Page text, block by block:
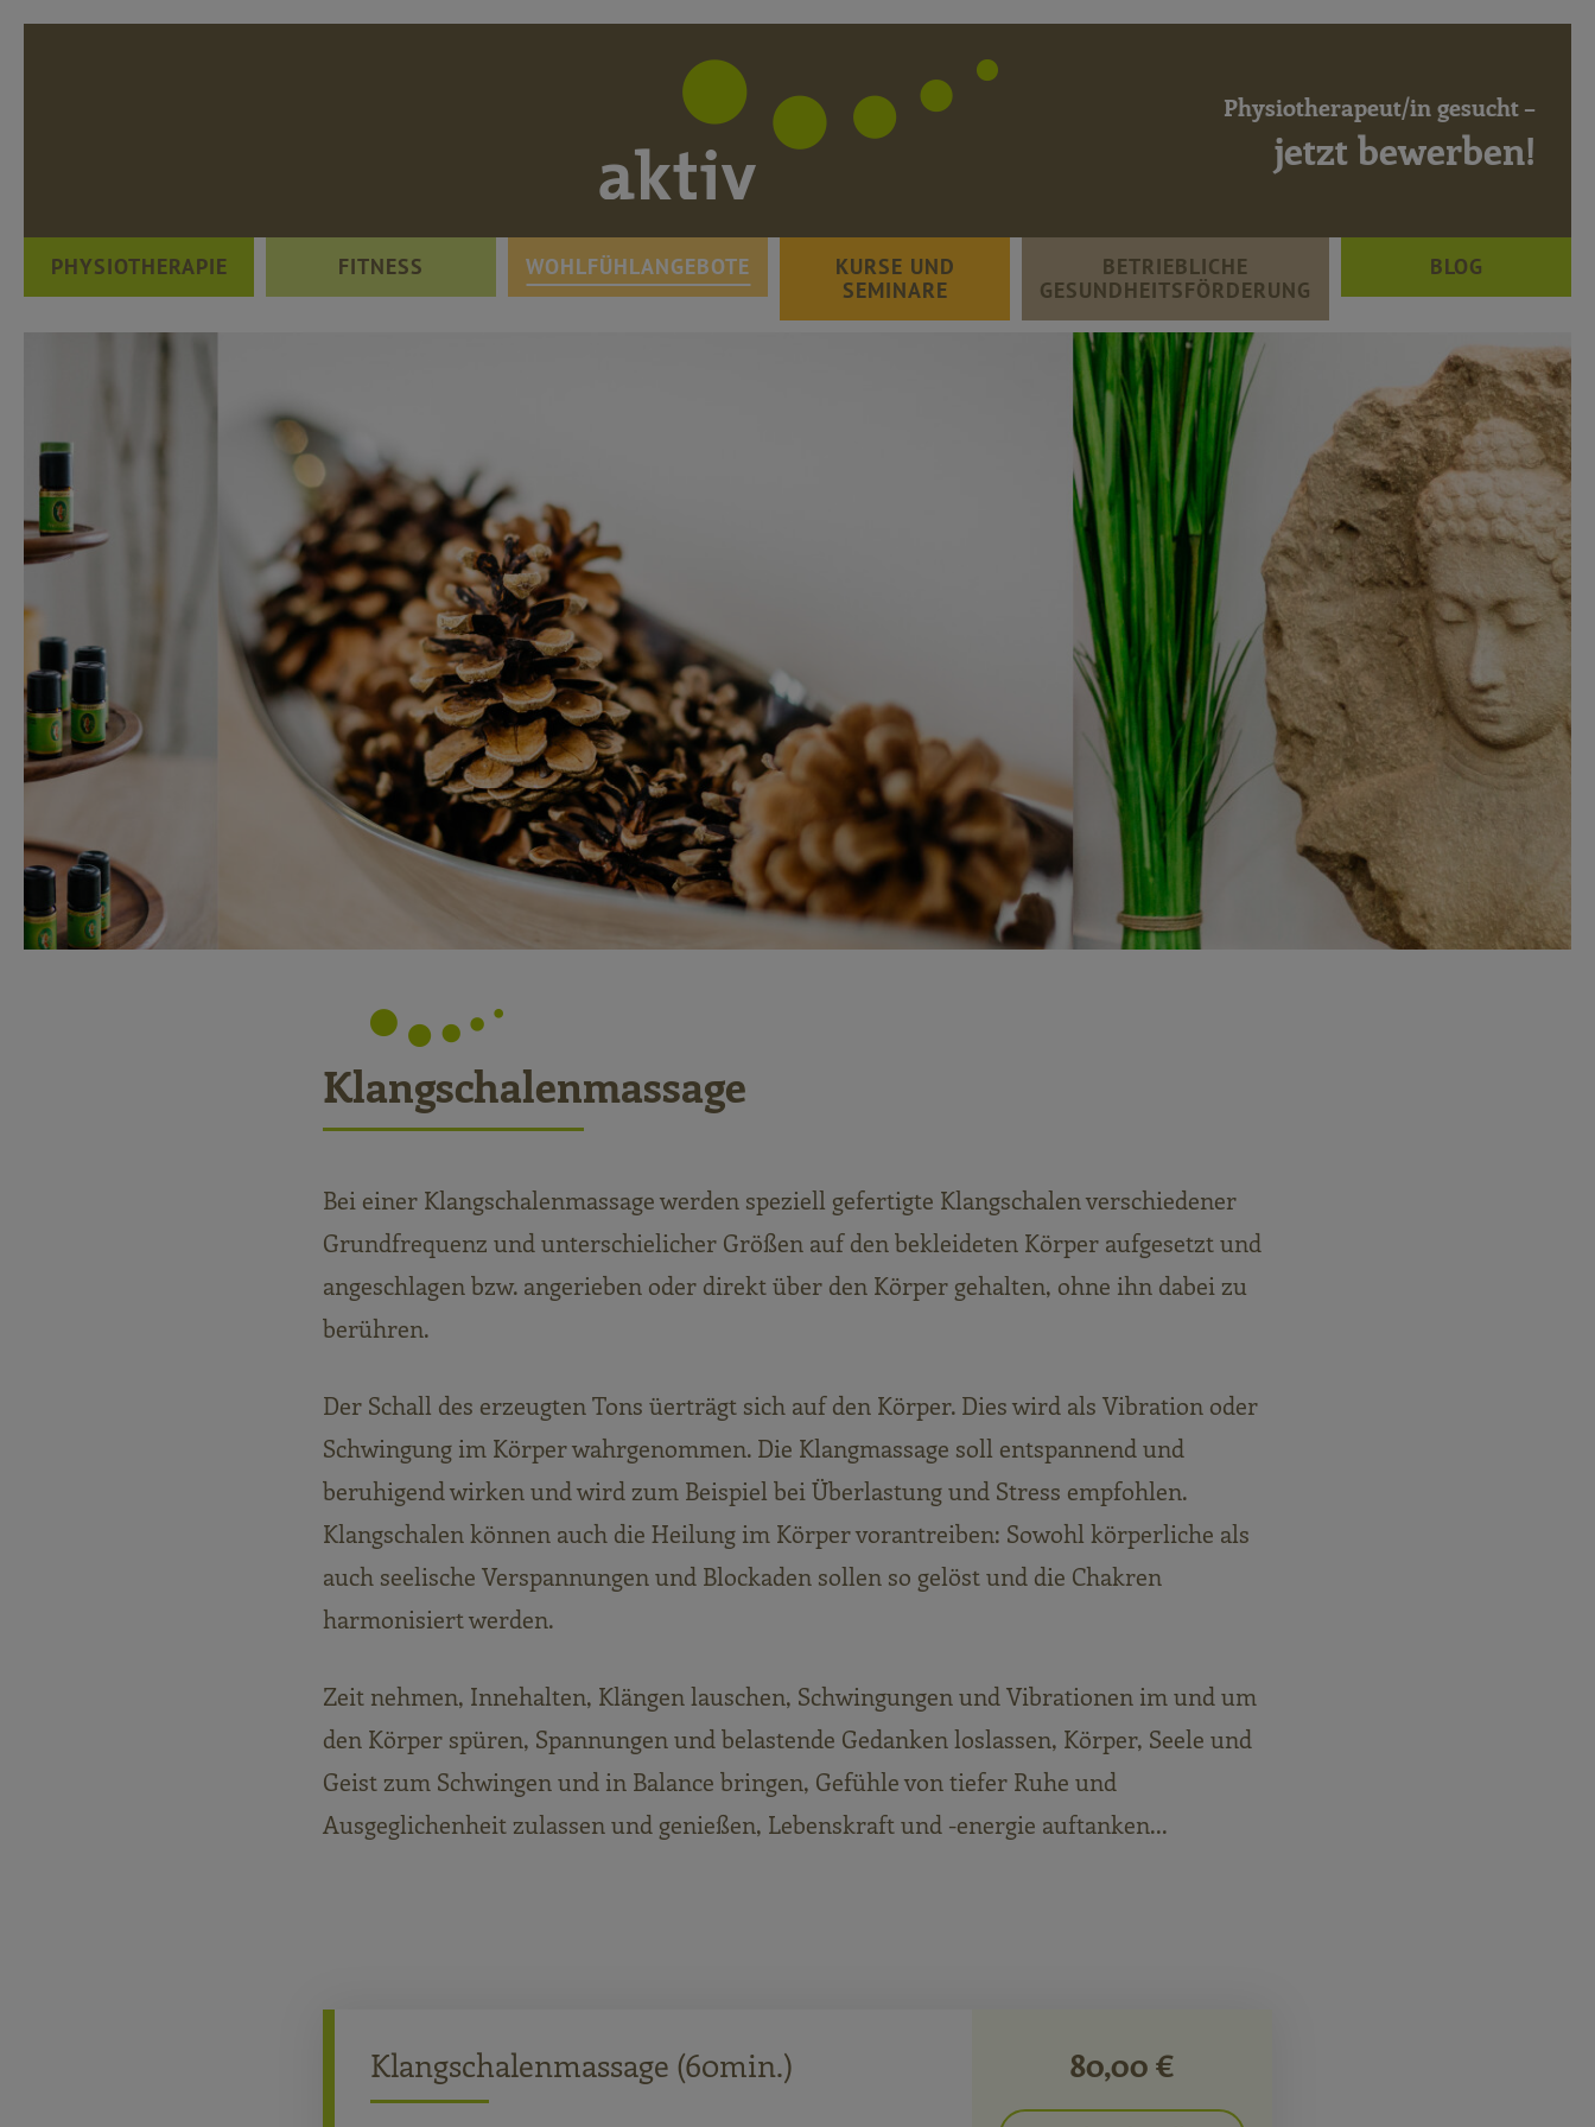
Physiotherapeut/in gesucht –
jetzt bewerben!
PHYSIOTHERAPIE FITNESS WOHLFÜHLANGEBOTE
KURSE UND
SEMINARE
BETRIEBLICHE
GESUNDHEITSFÖRDERUNG
BLOG
Klangschalenmassage
Bei einer Klangschalenmassage werden speziell gefertigte Klangschalen verschiedener
Grundfrequenz und unterschielicher Größen auf den bekleideten Körper aufgesetzt und
angeschlagen bzw. angerieben oder direkt über den Körper gehalten, ohne ihn dabei zu
berühren.
Der Schall des erzeugten Tons üerträgt sich auf den Körper. Dies wird als Vibration oder
Schwingung im Körper wahrgenommen. Die Klangmassage soll entspannend und
beruhigend wirken und wird zum Beispiel bei Überlastung und Stress empfohlen.
Klangschalen können auch die Heilung im Körper vorantreiben: Sowohl körperliche als
auch seelische Verspannungen und Blockaden sollen so gelöst und die Chakren
harmonisiert werden.
Zeit nehmen, Innehalten, Klängen lauschen, Schwingungen und Vibrationen im und um
den Körper spüren, Spannungen und belastende Gedanken loslassen, Körper, Seele und
Geist zum Schwingen und in Balance bringen, Gefühle von tiefer Ruhe und
Ausgeglichenheit zulassen und genießen, Lebenskraft und -energie auftanken...
Klangschalenmassage (60min.) 80,00 €